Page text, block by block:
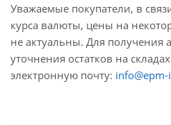
Уважаемые покупатели, в
курса валюты, цены на
не актуальны. Для получения
уточнения остатков на
электронную почту: